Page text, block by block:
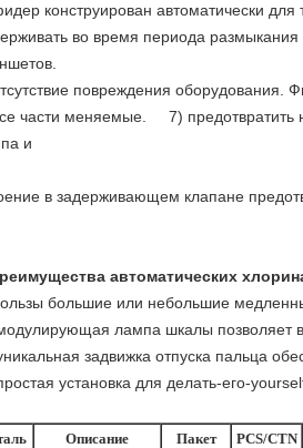
конструирован автоматически
во время периода
повреждения оборудования.
части меняемые. 7) предотвратить
и
в задерживающем клапане
автоматических
большие или небольшие
лампа шкалы позволяет
задвижка отпуска пальца
установка для делать-его-
Описание Пакет PCS/CTN